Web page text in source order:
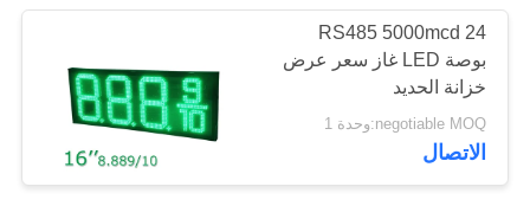
عرض LED في الهواء
الطلق في الهواء
الطلق
67
RS485 5000mcd 24
بوصة LED غاز سعر عرض
خزانة الحديد
negotiable MOQ:وحدة 1
الاتصال